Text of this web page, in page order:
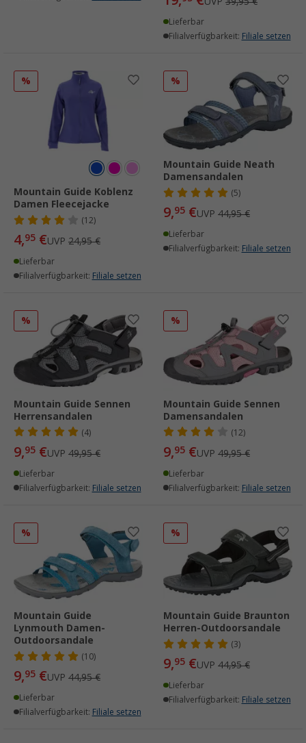
Lieferbar
Filialverfügbarkeit: Filiale setzen
%
Mountain Guide Koblenz
Damen Fleecejacke
(12)
4,95 €UVP 24,95 €
Lieferbar
Filialverfügbarkeit: Filiale setzen
%
Mountain Guide Neath
Damensandalen
(5)
9,95 €UVP 44,95 €
Lieferbar
Filialverfügbarkeit: Filiale setzen
%
Mountain Guide Sennen
Herrensandalen
(4)
9,95 €UVP 49,95 €
Lieferbar
Filialverfügbarkeit: Filiale setzen
%
Mountain Guide Sennen
Damensandalen
(12)
9,95 €UVP 49,95 €
Lieferbar
Filialverfügbarkeit: Filiale setzen
%
Mountain Guide
Lynmouth Damen-
Outdoorsandale
(10)
9,95 €UVP 44,95 €
Lieferbar
Filialverfügbarkeit: Filiale setzen
%
Mountain Guide Braunton
Herren-Outdoorsandale
(3)
9,95 €UVP 44,95 €
Lieferbar
Filialverfügbarkeit: Filiale setzen